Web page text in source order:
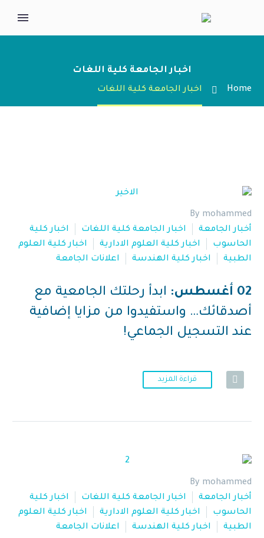
اخبار الجامعة كلية اللغات
Home اخبار الجامعة كلية اللغات
By mohammed
أخبار الجامعة
اخبار الجامعة كلية اللغات
اخبار كلية
الحاسوب
اخبار كلية العلوم الادارية
اخبار كلية العلوم
الطبية
اخبار كلية الهندسة اعلانات الجامعة
02 أغسطس:
ابدأ رحلتك الجامعية مع
أصدقائك… واستفيدوا من مزايا إضافية
عند التسجيل الجماعي!
قراءة المزيد
By mohammed
أخبار الجامعة
اخبار الجامعة كلية اللغات
اخبار كلية
الحاسوب
اخبار كلية العلوم الادارية
اخبار كلية العلوم
الطبية
اخبار كلية الهندسة اعلانات الجامعة